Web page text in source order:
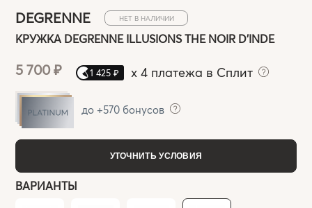
DEGRENNE НЕТ В НАЛИЧИИ
КРУЖКА DEGRENNE ILLUSIONS THE NOIR D'INDE
5 700 ₽ 1 425 ₽ x 4 платежа в Сплит
до +570 бонусов
УТОЧНИТЬ УСЛОВИЯ
ВАРИАНТЫ